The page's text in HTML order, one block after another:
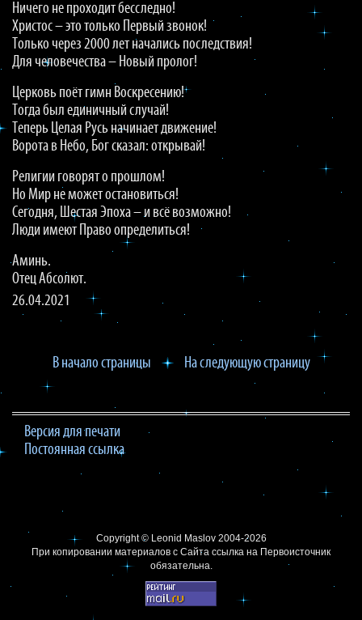
Ничего не проходит бесследно!
Христос – это только Первый звонок!
Только через 2000 лет начались последствия!
Для человечества – Новый пролог!
Церковь поёт гимн Воскресению!
Тогда был единичный случай!
Теперь Целая Русь начинает движение!
Ворота в Небо, Бог сказал: открывай!
Религии говорят о прошлом!
Но Мир не может остановиться!
Сегодня, Шестая Эпоха – и всё возможно!
Люди имеют Право определиться!
Аминь.
Отец Абсолют.
26.04.2021
В начало страницы На следующую страницу
Версия для печати
Постоянная ссылка
Copyright © Leonid Maslov2004-2026
При копировании материалов с Сайта ссылка на Первоисточник
обязательна.